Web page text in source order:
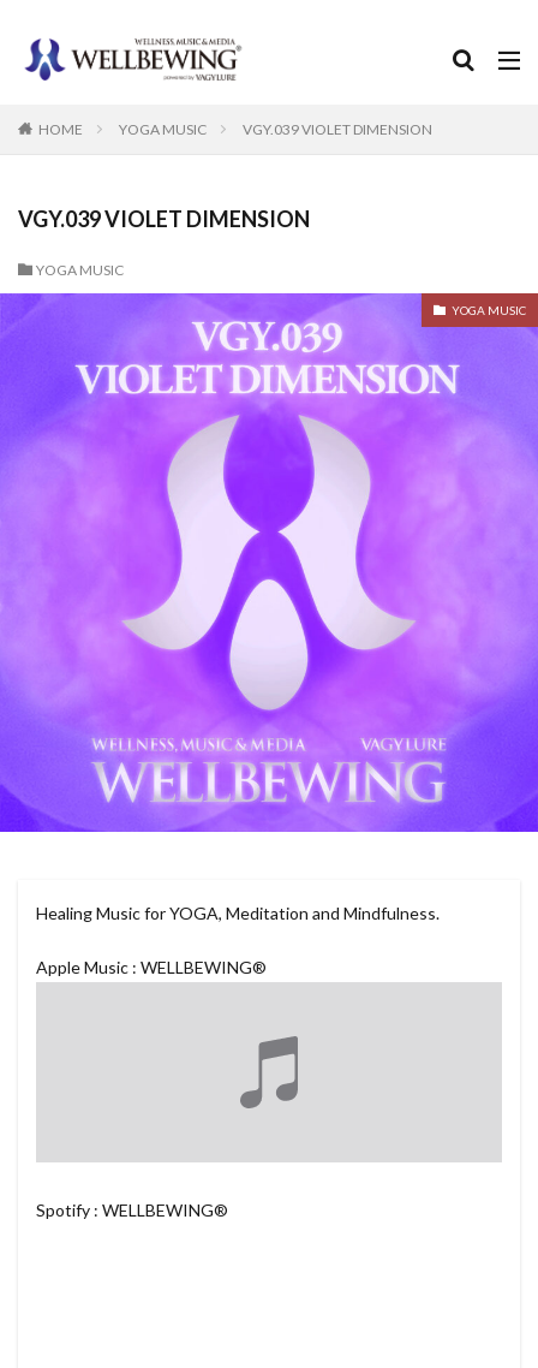
HOME YOGA MUSIC VGY.039 VIOLET DIMENSION
VGY.039 VIOLET DIMENSION
YOGA MUSIC
YOGA MUSIC
Healing Music for YOGA, Meditation and Mindfulness.
Apple Music : WELLBEWING®
Spotify : WELLBEWING®
カテゴリー
検索